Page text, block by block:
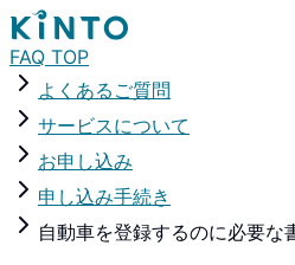
FAQ TOP
よくあるご質問
サービスについて
お申し込み
申し込み手続き
自動車を登録するのに必要な